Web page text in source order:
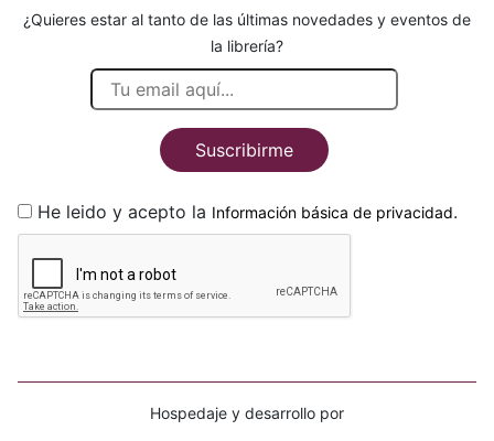
¿Quieres estar al tanto de las últimas novedades y eventos de
la librería?
Suscribirme
He leido y acepto la Información básica de privacidad.
Hospedaje y desarrollo por